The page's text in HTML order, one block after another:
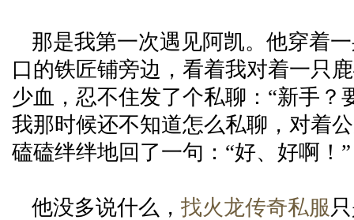
那是我第一次遇见阿凯。他穿着
口的铁匠铺旁边，看着我对着一只
少血，忍不住发了个私聊：“新手？
我那时候还不知道怎么私聊，对着
磕磕绊绊地回了一句：“好、好啊！”
他没多说什么， 找火龙传奇私服